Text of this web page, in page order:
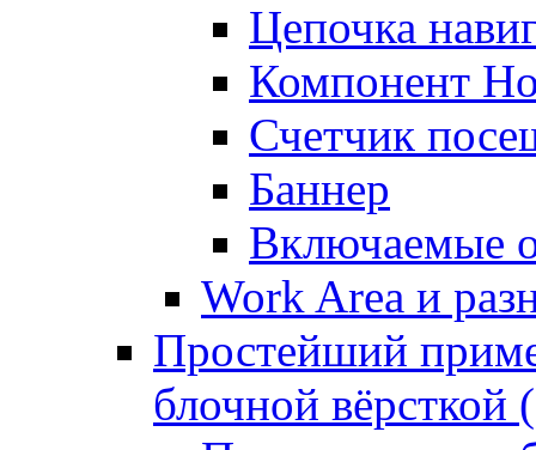
Цепочка
Компонент
Счетчик
Баннер
Включаемые
Work Area и
Простейший
блочной вёрсткой